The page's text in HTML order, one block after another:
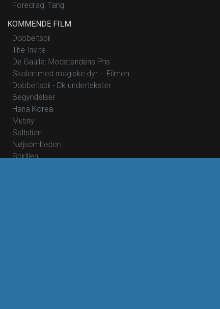
Foredrag: Tang
KOMMENDE FILM
Dobbeltspil
The Invite
De Gaulle: Modstandens Pris
Skolen med magiske dyr – Filmen
Dobbeltspil - Dk undertekster
Begyndelser
Hana Korea
Mutiny
Saltstien
Nøjsomheden
Spirillen